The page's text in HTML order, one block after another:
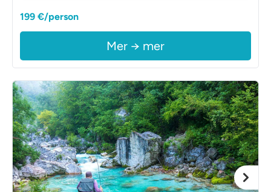
199 €/person
Mer → mer